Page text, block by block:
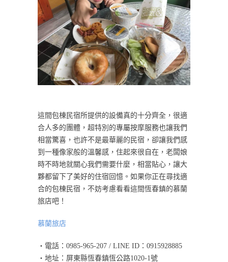
這間包棟民宿所提供的設備真的十分齊全，很適
合人多的團體，超特別的專屬按摩服務也讓我們
相當驚喜，也許不是最華麗的民宿，卻讓我們感
到一種像家般的溫馨感，住起來很自在，老闆娘
時不時地就關心我們需要什麼，相當貼心，讓大
夥都留下了美好的住宿回憶。如果你正在尋找適
合的包棟民宿，不妨考慮看看這間恆春鎮的慕蘭
旅店吧！
慕蘭旅店
・電話：0985-965-207 / LINE ID：0915928885
・地址：屏東縣恆春鎮恆公路1020-1號